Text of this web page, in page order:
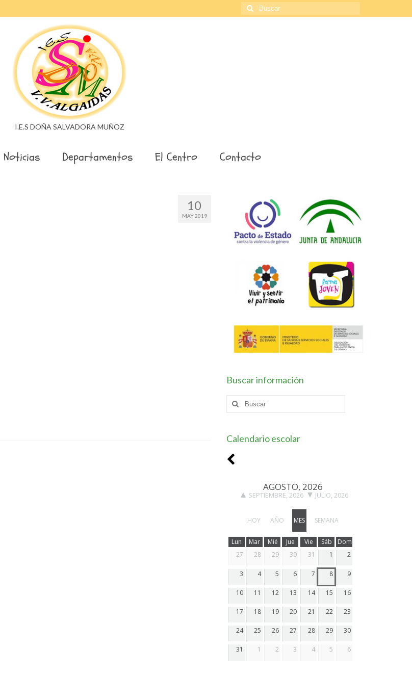
Buscar
por:
I.E.S DOÑA SALVADORA MUÑOZ
Noticias Departamentos El Centro Contacto
10
MAY 2019
Buscar información
Buscar
por:
Calendario escolar
AGOSTO, 2026
SEPTIEMBRE, 2026 JULIO, 2026
HOY AÑO MES SEMANA
Lun Mar Mié Jue Vie Sáb
Dom
27
28 29 30 31 1 2
3 4 5 6 7 8 9
10 11 12 13 14 15 16
17 18 19 20 21 22 23
24 25 26 27 28 29 30
31 1 2 3 4 5 6